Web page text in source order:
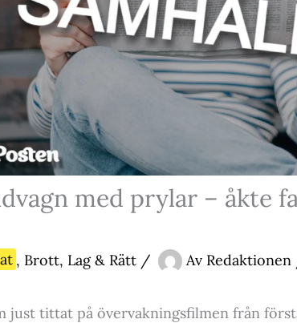
med prylar – åkte
, Brott, Lag & Rätt / Av Redaktionen
just tittat på övervakningsfilmen från